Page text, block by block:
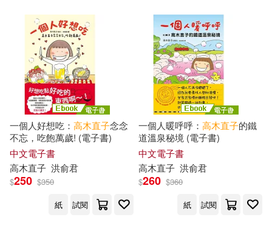
一個人好想吃： 高木直子念念
不忘，吃飽萬歲! (電子書)
中文電子書
高木直子 洪俞君
$250 $350
紙
試閱
一個人暖呼呼： 高木直子的鐵
道溫泉秘境 (電子書)
中文電子書
高木直子 洪俞君
$260 $360
紙
試閱